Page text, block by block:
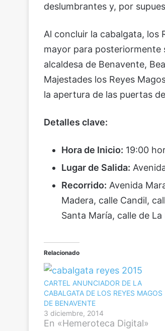
deslumbrantes y, por
Al concluir la cabalgata, los
mayor para posteriormente
alcaldesa de Benavente,
Majestades los Reyes
la apertura de las puertas
Detalles clave:
Hora de Inicio: 19:00
Lugar de Salida:
Recorrido: Avenida
Madera, calle Candil,
Santa María, calle de
Relacionado
CARTEL ANUNCIADOR DE LA
CABALGATA DE LOS REYES MAGOS
DE BENAVENTE
3 diciembre, 2014
En «Hemeroteca Digital»